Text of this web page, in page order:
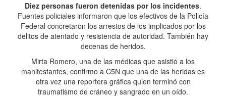
Diez personas fueron detenidas por los incidentes.
Fuentes policiales informaron que los efectivos de la Policía
Federal concretaron los arrestos de los implicados por los
delitos de atentado y resistencia de autoridad. También hay
decenas de heridos.
Mirta Romero, una de las médicas que asistió a los
manifestantes, confirmo a C5N que una de las heridas es
otra vez una reportera gráfica quien terminó con
traumatismo de cráneo y sangrado en un oído.